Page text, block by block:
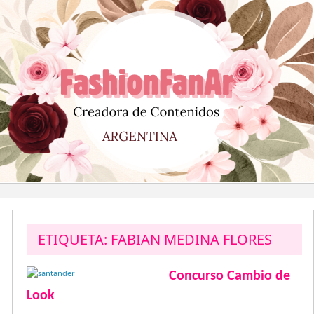
al
contenido
ETIQUETA: FABIAN MEDINA FLORES
Concurso Cambio de
Look